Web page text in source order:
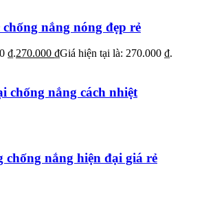
nắng nóng đẹp rẻ
₫.270.000 ₫Giá hiện tại là: 270.000 ₫.
chống nắng cách nhiệt
chống nắng hiện đại giá rẻ